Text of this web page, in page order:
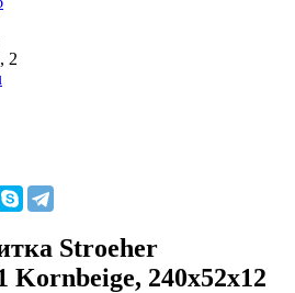
2
Stroeher
Kornbeige, 240х52х12